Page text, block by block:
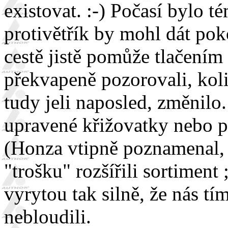
existovat. :-) Počasí bylo
protivětřík by mohl dát
cestě jistě pomůže
překvapeně pozorovali,
tudy jeli naposled,
upravené křižovatky nebo
(Honza vtipně
"trošku" rozšířili sortiment
vyrytou tak silně, že nás
nebloudili.